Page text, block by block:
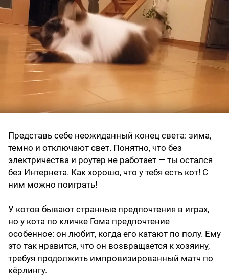
Представь себе неожиданный конец света: зима,
темно и отключают свет. Понятно, что без
электричества и роутер не работает — ты остался
без Интернета. Как хорошо, что у тебя есть кот! С
ним можно поиграть!
У котов бывают странные предпочтения в играх,
но у кота по кличке Гома предпочтение
особенное: он любит, когда его катают по полу. Ему
это так нравится, что он возвращается к хозяину,
требуя продолжить импровизированный матч по
кёрлингу.